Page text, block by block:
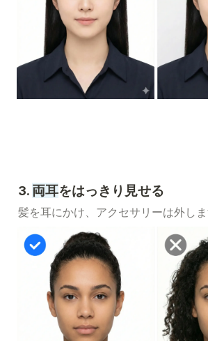
3. 両耳をはっきり見せる
髪を耳にかけ、アクセサリーは外しま